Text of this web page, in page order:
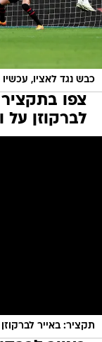
כבש נגד לאציו, עכשיו
צפו
לברקוזן על
תקציר: באייר לברקוזן -